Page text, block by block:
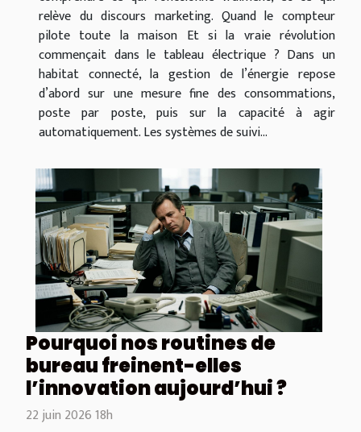
relève du discours marketing. Quand le compteur
pilote toute la maison Et si la vraie révolution
commençait dans le tableau électrique ? Dans un
habitat connecté, la gestion de l’énergie repose
d’abord sur une mesure fine des consommations,
poste par poste, puis sur la capacité à agir
automatiquement. Les systèmes de suivi...
Pourquoi nos routines de
bureau freinent-elles
l’innovation aujourd’hui ?
22 juin 2026 18h